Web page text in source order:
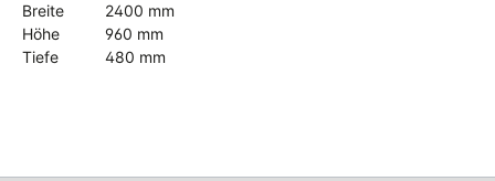
Breite
2400 mm
Höhe
960 mm
Tiefe
480 mm